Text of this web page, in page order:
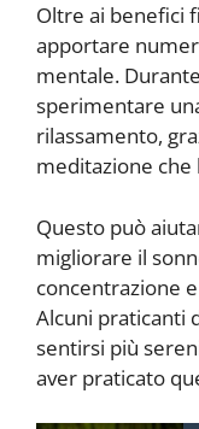
Oltre ai benefici
apportare
mentale.
sperimentare
rilassamento,
meditazione
Questo può
migliorare il
concentrazione
Alcuni praticanti
sentirsi più
aver praticato